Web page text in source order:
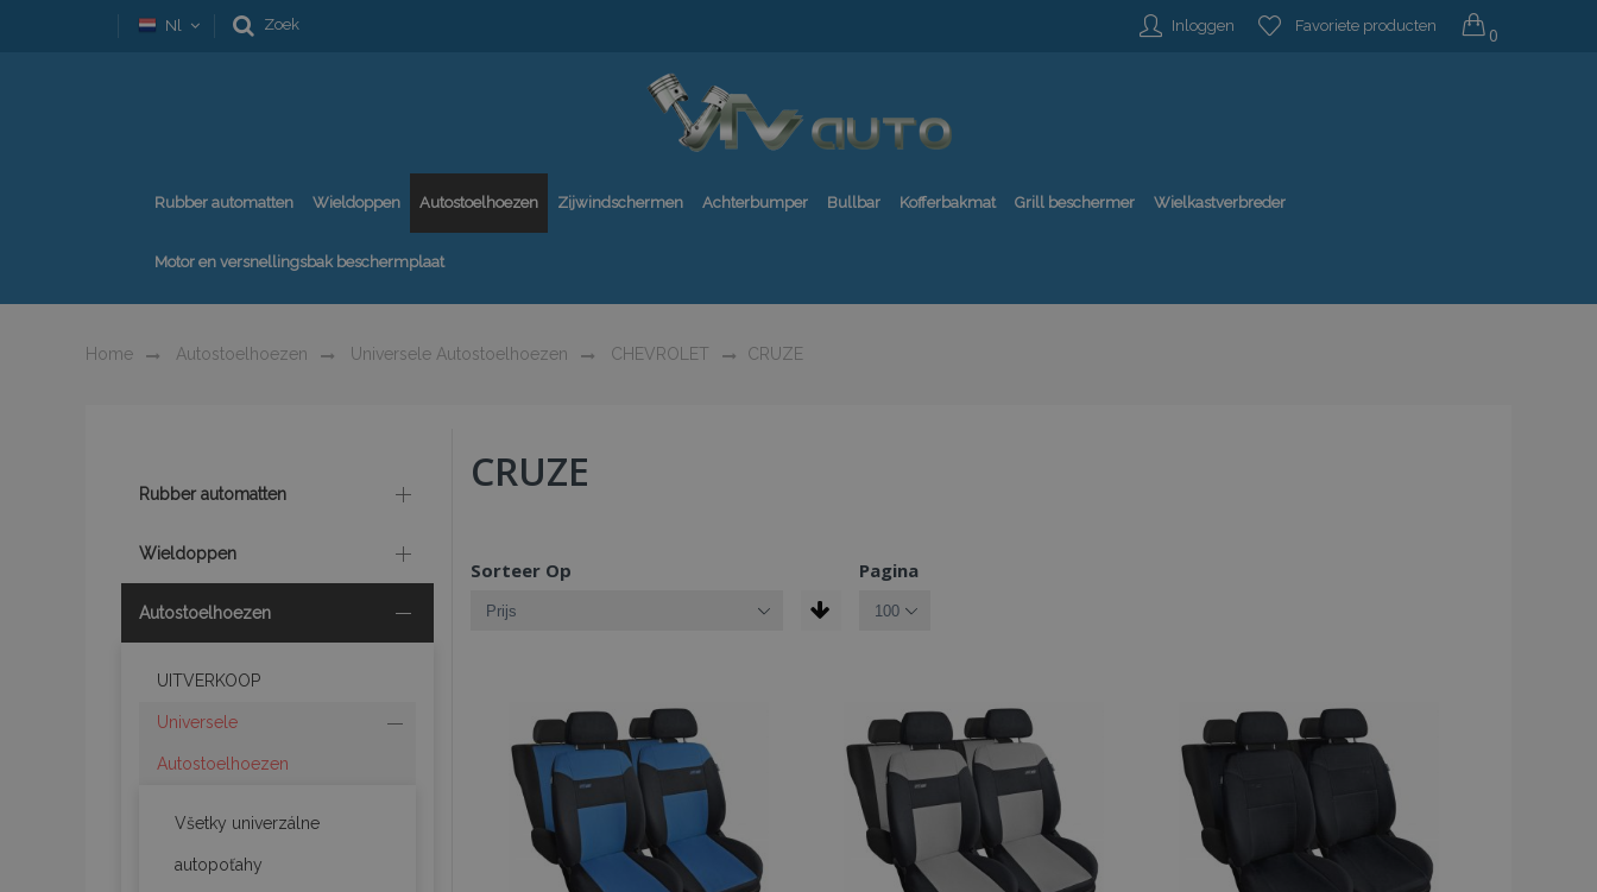
Nl Zoek Inloggen Favoriete producten 0
Rubber automatten Wieldoppen Autostoelhoezen Zijwindschermen Achterbumper Bullbar Kofferbakmat Grill beschermer Wielkastverbreder
Motor en versnellingsbak beschermplaat
Home Autostoelhoezen Universele Autostoelhoezen CHEVROLET CRUZE
CRUZE
Sorteer Op Pagina
Rubber automatten
Wieldoppen
Autostoelhoezen
UITVERKOOP
Universele
Autostoelhoezen
Všetky univerzálne
autopoťahy